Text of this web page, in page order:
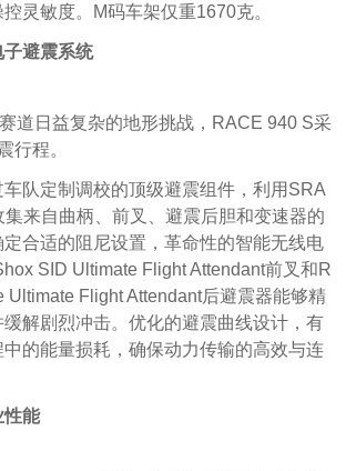
灵敏度。M码车架仅重1670克。
避震系统
道日益复杂的地形挑战，RACE 940 S采
行程。
队定制调校的顶级避震组件，利用SRA
集来自曲柄、前叉、避震后胆和变速器的
合适的阻尼设置，革命性的智能无线电
SID Ultimate Flight Attendant前叉和R
Ultimate Flight Attendant后避震器能够精
解剧烈冲击。优化的避震曲线设计，有
的能量损耗，确保动力传输的高效与连
性能